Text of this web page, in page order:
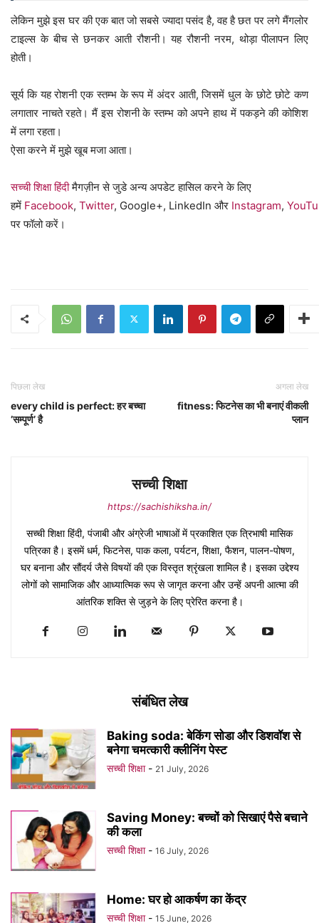
लेकिन मुझे इस घर की एक बात जो सबसे ज्यादा पसंद है, वह है छत पर लगे मैंगलोर
टाइल्स के बीच से छनकर आती रौशनी। यह रौशनी नरम, थोड़ा पीलापन लिए
होती।
सूर्य कि यह रोशनी एक स्तम्भ के रूप में अंदर आती, जिसमें धुल के छोटे छोटे कण
लगातार नाचते रहते। मैं इस रोशनी के स्तम्भ को अपने हाथ में पकड़ने की कोशिश
में लगा रहता।
ऐसा करने में मुझे खूब मजा आता।
सच्ची शिक्षा हिंदीमैगज़ीन से जुडे अन्य अपडेट हासिल करने के लिए
हमें Facebook, Twitter, Google+, LinkedIn और Instagram,
पर फॉलो करें।
पिछला लेख
every child is perfect: हर बच्चा
’सम्पूर्ण’ है
अगला लेख
fitness: फिटनेस का भी बनाएं वीकली
प्लान
सच्ची शिक्षा
https://sachishiksha.in/
सच्ची शिक्षा हिंदी, पंजाबी और अंग्रेजी भाषाओं में प्रकाशित एक त्रिभाषी मासिक
पत्रिका है। इसमें धर्म, फिटनेस, पाक कला, पर्यटन, शिक्षा, फैशन, पालन-पोषण,
घर बनाना और सौंदर्य जैसे विषयों की एक विस्तृत श्रृंखला शामिल है। इसका उद्देश्य
लोगों को सामाजिक और आध्यात्मिक रूप से जागृत करना और उन्हें अपनी आत्मा की
आंतरिक शक्ति से जुड़ने के लिए प्रेरित करना है।
संबंधित लेख
Baking soda: बेकिंग सोडा और डिशवॉश से
बनेगा चमत्कारी क्लीनिंग पेस्ट
सच्ची शिक्षा - 21 July, 2026
Saving Money: बच्चों को सिखाएं पैसे बचाने
की कला
सच्ची शिक्षा - 16 July, 2026
Home: घर हो आकर्षण का केंद्र
सच्ची शिक्षा - 15 June, 2026